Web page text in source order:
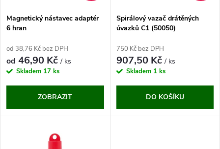
p
r
o
u
s
p
r
o
d
Magnetický nástavec adaptér
6 hran
od 38,76 Kč bez DPH
od 46,90 Kč/ ks
Skladem 17 ks
ZOBRAZIT
Spirálový vazač drátěných
úvazků C1 (50050)
750 Kč bez DPH
907,50 Kč/ ks
Skladem 1 ks
DO KOŠÍKU